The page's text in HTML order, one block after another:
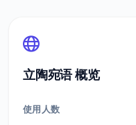
立陶宛语 概览
使用人数